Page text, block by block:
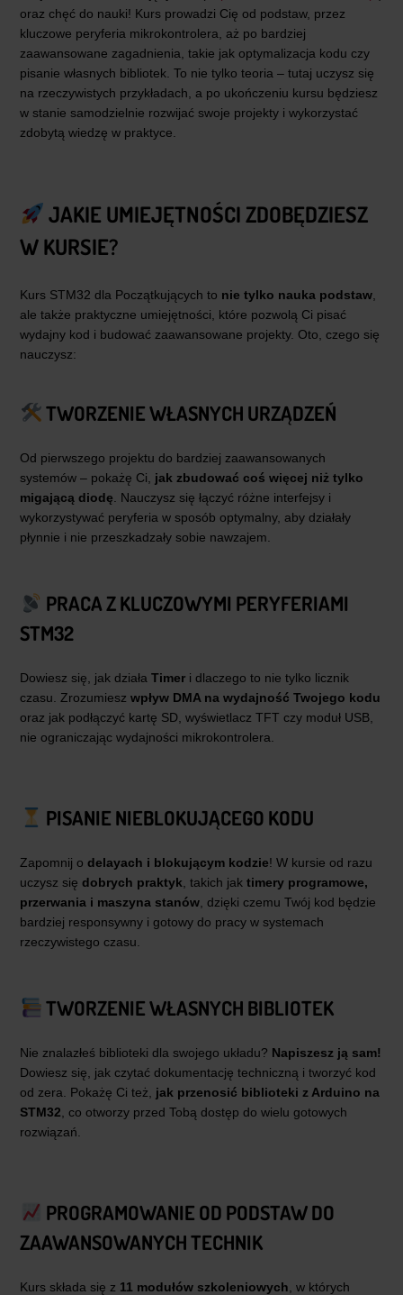
oraz chęć do nauki! Kurs prowadzi Cię od podstaw, przez
kluczowe peryferia mikrokontrolera, aż po bardziej
zaawansowane zagadnienia, takie jak optymalizacja kodu czy
pisanie własnych bibliotek. To nie tylko teoria – tutaj uczysz się
na rzeczywistych przykładach, a po ukończeniu kursu będziesz
w stanie samodzielnie rozwijać swoje projekty i wykorzystać
zdobytą wiedzę w praktyce.
JAKIE UMIEJĘTNOŚCI ZDOBĘDZIESZ
W KURSIE?
Kurs STM32 dla Początkujących to nie tylko nauka podstaw
ale także praktyczne umiejętności, które pozwolą Ci pisać
wydajny kod i budować zaawansowane projekty. Oto, czego się
nauczysz:
TWORZENIE WŁASNYCH URZĄDZEŃ
Od pierwszego projektu do bardziej zaawansowanych
systemów – pokażę Ci, jak zbudować coś więcej niż tylko
migającą diodę . Nauczysz się łączyć różne interfejsy i
wykorzystywać peryferia w sposób optymalny, aby działały
płynnie i nie przeszkadzały sobie nawzajem.
PRACA Z KLUCZOWYMI PERYFERIAMI
STM32
Dowiesz się, jak działa Timer i dlaczego to nie tylko licznik
czasu. Zrozumiesz wpływ DMA na wydajność Twojego kodu
oraz jak podłączyć kartę SD, wyświetlacz TFT czy moduł USB,
nie ograniczając wydajności mikrokontrolera.
PISANIE NIEBLOKUJĄCEGO KODU
Zapomnij o delayach i blokującym kodzie! W kursie od razu
uczysz się dobrych praktyk , takich jak timery programowe,
przerwania i maszyna stanów , dzięki czemu Twój kod będzie
bardziej responsywny i gotowy do pracy w systemach
rzeczywistego czasu.
TWORZENIE WŁASNYCH BIBLIOTEK
Nie znalazłeś biblioteki dla swojego układu? Napiszesz ją sam!
Dowiesz się, jak czytać dokumentację techniczną i tworzyć kod
od zera. Pokażę Ci też, jak przenosić biblioteki z Arduino na
STM32 , co otworzy przed Tobą dostęp do wielu gotowych
rozwiązań.
PROGRAMOWANIE OD PODSTAW DO
ZAAWANSOWANYCH TECHNIK
Kurs składa się z 11 modułów szkoleniowych , w których